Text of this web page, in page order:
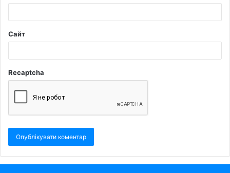
Сайт
Recaptcha